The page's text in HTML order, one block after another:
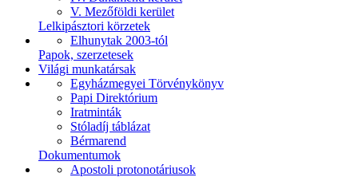
V. Mezőföldi kerület
Lelkipásztori körzetek
Elhunytak 2003-tól
Papok, szerzetesek
Világi munkatársak
Egyházmegyei Törvénykönyv
Papi Direktórium
Iratminták
Stóladíj táblázat
Bérmarend
Dokumentumok
Apostoli protonotáriusok